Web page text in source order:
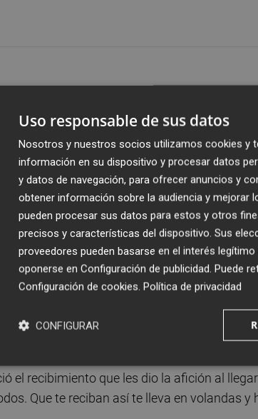
delCastellón,Agustín Sienra,
en las semifinales por el ascenso a
han superado situaciones sin margen
y experiencia, pero nosotros
a los medios.
eliminatoria similar a los enfrentamientos
y potentes" y afirmó que se puede decidir
no le puedes dar ni un milímetro al rival",
para jugar si el técnico así lo decide,
Castalia" este sábado "y después en
el recibimiento que les dio la afición al
Que te reciban así te lleva en volandas y
Uso responsable de sus datos
Nosotros y nuestros socios utilizamos cookies y
información en su dispositivo y procesar datos
y datos de navegación, para ofrecer anuncios y
obtener información sobre la audiencia y mejorar
pueden procesar sus datos para estos y otros
precisos y características del dispositivo. Sus
proveedores pueden basarse en el interés
oponerse en Configuración de publicidad. Puede
Configuración de cookies. Política de privacidad
CONFIGURAR